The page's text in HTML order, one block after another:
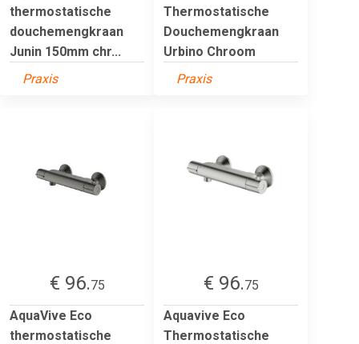
thermostatische
douchemengkraan
Junin 150mm chr...
Praxis
Thermostatische
Douchemengkraan
Urbino Chroom
Praxis
€ 96.75
AquaVive Eco
thermostatische
€ 96.75
Aquavive Eco
Thermostatische